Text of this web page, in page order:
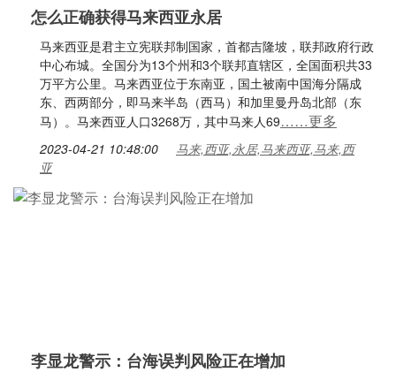
怎么正确获得马来西亚永居
马来西亚是君主立宪联邦制国家，首都吉隆坡，联邦政府行政
中心布城。全国分为13个州和3个联邦直辖区，全国面积共33
万平方公里。马来西亚位于东南亚，国土被南中国海分隔成
东、西两部分，即马来半岛（西马）和加里曼丹岛北部（东
马）。马来西亚人口3268万，其中马来人69……更多
2023-04-21 10:48:00
马来,西亚,永居,马来西亚,马来,西
亚
李显龙警示：台海误判风险正在增加